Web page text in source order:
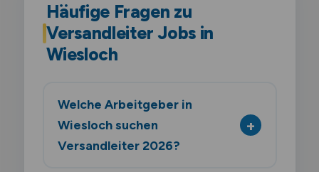
Häufige Fragen zu
Versandleiter Jobs in
Wiesloch
Welche Arbeitgeber in
Wiesloch suchen
Versandleiter 2026?